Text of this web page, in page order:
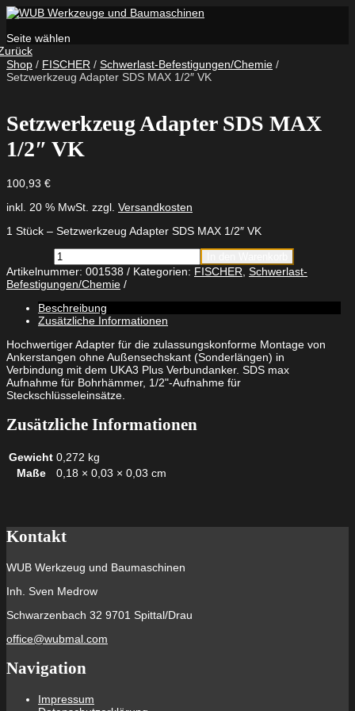
Seite wählen
Shop / FISCHER / Schwerlast-Befestigungen/Chemie /
Setzwerkzeug Adapter SDS MAX 1/2″ VK
Setzwerkzeug Adapter SDS MAX
1/2″ VK
100,93 €
inkl. 20 % MwSt. zzgl. Versandkosten
1 Stück – Setzwerkzeug Adapter SDS MAX 1/2″ VK
Setzwerkzeug
Adapter
SDS
MAX
1/2"
VK
Menge
Artikelnummer: 001538 Kategorien: FISCHER Schwerlast-
Befestigungen/Chemie
Beschreibung
Zusätzliche Informationen
Hochwertiger Adapter für die zulassungskonforme Montage von
Ankerstangen ohne Außensechskant (Sonderlängen) in
Verbindung mit dem UKA3 Plus Verbundanker. SDS max
Aufnahme für Bohrhämmer, 1/2"-Aufnahme für
Steckschlüsseleinsätze.
Zusätzliche Informationen
Gewicht 0,272 kg
Maße
0,18 × 0,03 × 0,03 cm
Kontakt
WUB Werkzeug und Baumaschinen
Inh. Sven Medrow
Schwarzenbach 32 9701 Spittal/Drau
office@wubmal.com
Navigation
Impressum